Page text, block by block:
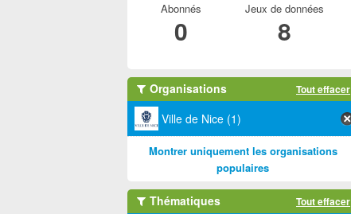
Abonnés
0
Jeux de données
8
Organisations Tout effacer
Ville de Nice (1)
Montrer uniquement les organisations
populaires
Thématiques Tout effacer